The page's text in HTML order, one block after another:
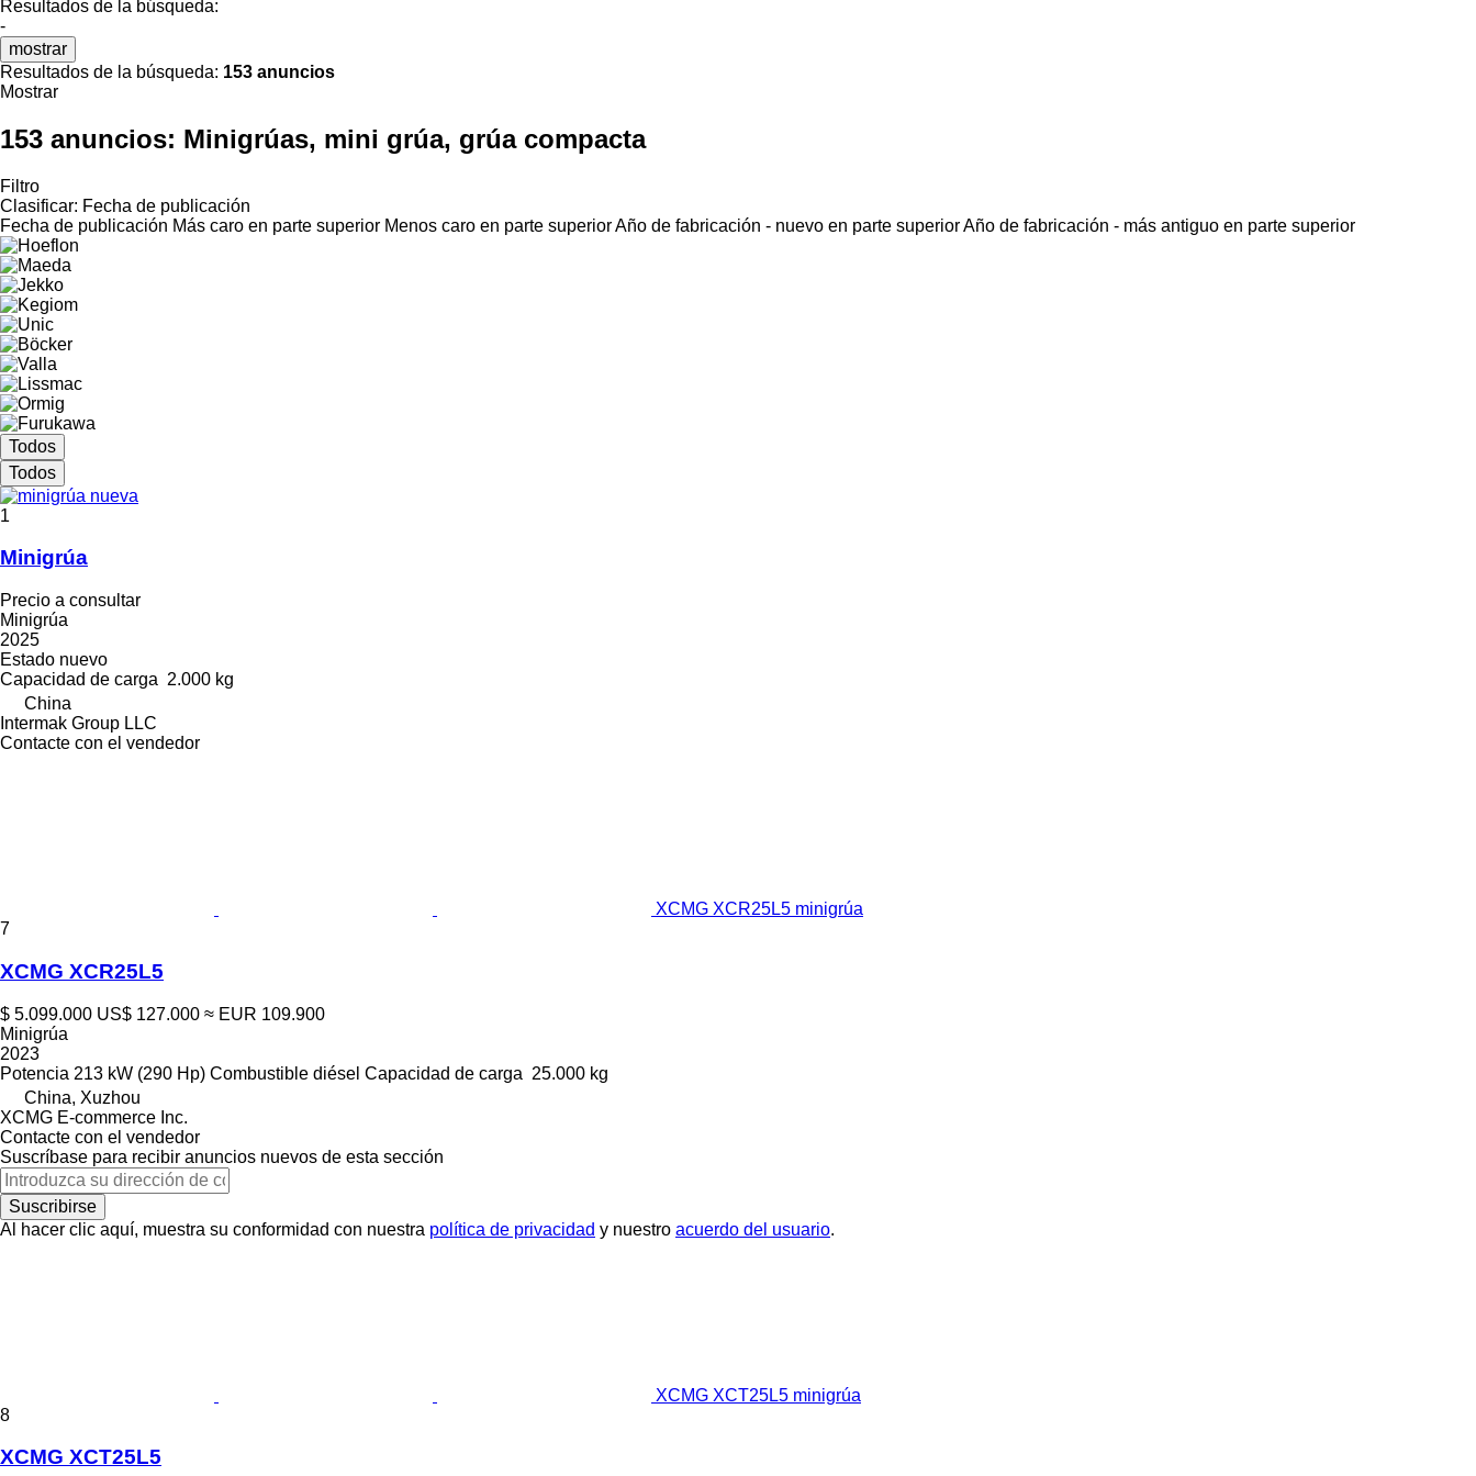
Resultados de la búsqueda:
-
mostrar
Resultados de la búsqueda: 153 anuncios
Mostrar
153 anuncios: Minigrúas, mini grúa, grúa compacta
Filtro
Clasificar: Fecha de publicación
Fecha de publicación Más caro en parte superior Menos caro en parte superiorAño de fabricación - nuevo en parte superiorAño de fabricación - más antiguo en parte superior
Todos
Todos
1
Minigrúa
Precio a consultar
Minigrúa
2025
Estado nuevo
Capacidad de carga 2.000 kg
China
Intermak Group LLC
Contacte con el vendedor
XCMG XCR25L5 minigrúa
7
XCMG XCR25L5
$ 5.099.000 US$ 127.000 ≈ EUR 109.900
Minigrúa
2023
Potencia 213 kW (290 Hp) Combustible diésel Capacidad de carga 25.000 kg
China, Xuzhou
XCMG E-commerce Inc.
Contacte con el vendedor
Suscríbase para recibir anuncios nuevos de esta sección
Suscribirse
Al hacer clic aquí, muestra su conformidad con nuestra política de privacidad y nuestro acuerdo del usuario.
XCMG XCT25L5 minigrúa
8
XCMG XCT25L5